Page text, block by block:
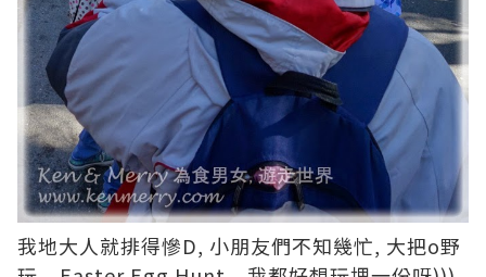
我地大人就排得慘D, 小朋友們不知幾忙, 大把o野